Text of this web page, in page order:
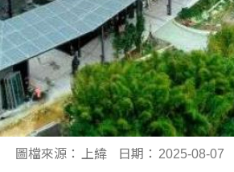
圖檔來源： 上緯 日期： 2025-08-07